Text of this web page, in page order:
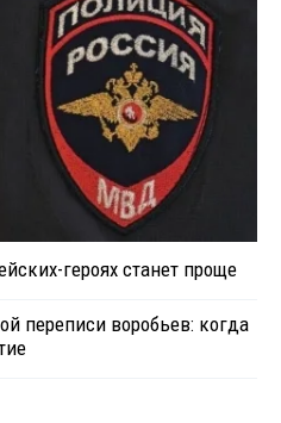
героях станет проще
переписи воробьев: когда